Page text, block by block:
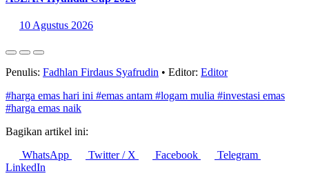
Statistik Terbaru